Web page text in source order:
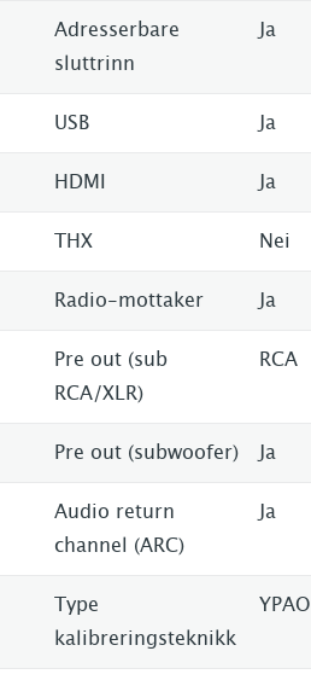
Adresserbare
sluttrinn
Ja
USB Ja
HDMI Ja
THX Nei
Radio-mottaker Ja
Pre out (sub
RCA/XLR)
RCA
Pre out (subwoofer) Ja
Audio return
channel (ARC)
Ja
Type
kalibreringsteknikk
YPAO